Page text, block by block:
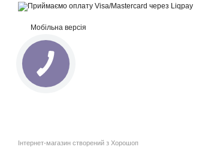
Мобільна версія
Інтернет-магазин створений з Хорошоп